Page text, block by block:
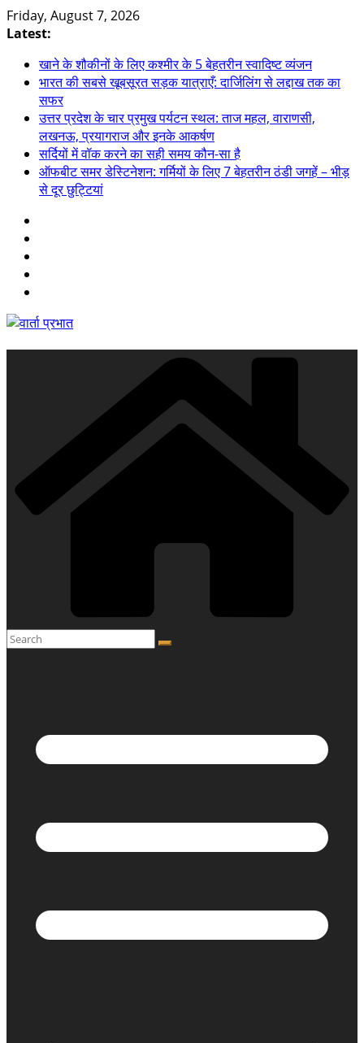
Skip
to
Friday, August 7, 2026
Latest:
खाने के शौकीनों के लिए कश्मीर के 5 बेहतरीन स्वादिष्ट व्यंजन
भारत की सबसे खूबसूरत सड़क यात्राएँ: दार्जिलिंग से लद्दाख तक का
सफर
उत्तर प्रदेश के चार प्रमुख पर्यटन स्थल: ताज महल, वाराणसी,
लखनऊ, प्रयागराज और इनके आकर्षण
सर्दियों में वॉक करने का सही समय कौन-सा है
ऑफबीट समर डेस्टिनेशन: गर्मियों के लिए 7 बेहतरीन ठंडी जगहें – भीड़
से दूर छुट्टियां